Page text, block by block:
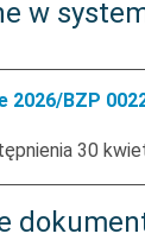
w
2026/BZP
30